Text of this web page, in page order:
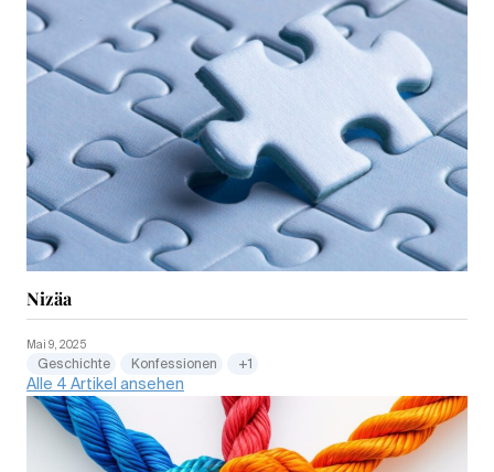
Nizäa
Mai 9, 2025
Geschichte Konfessionen +1
Alle 4 Artikel ansehen